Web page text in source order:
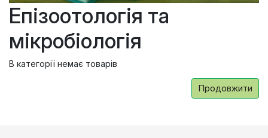
Епізоотологія та
мікробіологія
В категорії немає товарів
Продовжити